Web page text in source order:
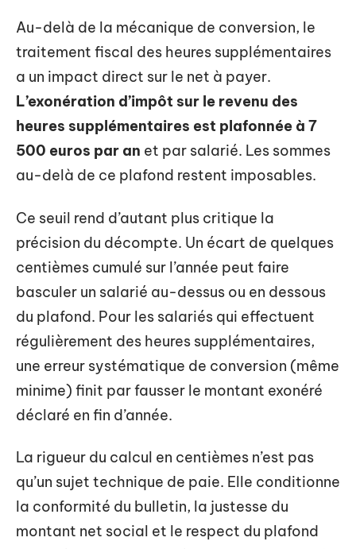
Au-delà de la mécanique de conversion, le
traitement fiscal des heures supplémentaires
a un impact direct sur le net à payer.
L’exonération d’impôt sur le revenu des
heures supplémentaires est plafonnée à 7
500 euros par an et par salarié. Les sommes
au-delà de ce plafond restent imposables.
Ce seuil rend d’autant plus critique la
précision du décompte. Un écart de quelques
centièmes cumulé sur l’année peut faire
basculer un salarié au-dessus ou en dessous
du plafond. Pour les salariés qui effectuent
régulièrement des heures supplémentaires,
une erreur systématique de conversion (même
minime) finit par fausser le montant exonéré
déclaré en fin d’année.
La rigueur du calcul en centièmes n’est pas
qu’un sujet technique de paie. Elle conditionne
la conformité du bulletin, la justesse du
montant net social et le respect du plafond